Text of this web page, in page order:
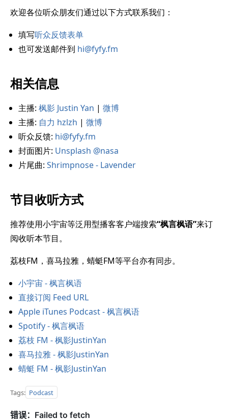
欢迎各位听众朋友们通过以下方式联系我们：
填写听众反馈表单
也可发送邮件到 hi@fyfy.fm
相关信息
主播: 枫影 Justin Yan | 微博
主播: 自力 hzlzh | 微博
听众反馈: hi@fyfy.fm
封面图片: Unsplash @nasa
片尾曲: Shrimpnose - Lavender
节目收听方式
推荐使用小宇宙等泛用型播客客户端搜索“枫言枫语”来订
阅收听本节目。
荔枝FM，喜马拉雅，蜻蜓FM等平台亦有同步。
小宇宙 - 枫言枫语
直接订阅 Feed URL
Apple iTunes Podcast - 枫言枫语
Spotify - 枫言枫语
荔枝 FM - 枫影JustinYan
喜马拉雅 - 枫影JustinYan
蜻蜓 FM - 枫影JustinYan
Tags: Podcast